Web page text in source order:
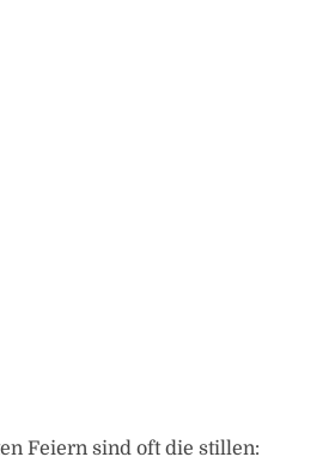
Feiern sind oft die stillen: